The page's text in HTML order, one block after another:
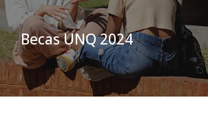
Becas UNQ 2024
Inicio»Noticias»Estudiantes »Becas UNQ 2024